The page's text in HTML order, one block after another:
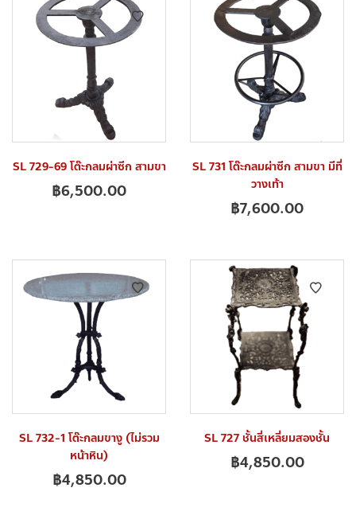
SL 729-69 โต๊ะกลมผ่าซีก สามขา
฿6,500.00
SL 731 โต๊ะกลมผ่าซีก สามขา มีที่
วางเท้า
฿7,600.00
SL 732-1 โต๊ะกลมขางู (ไม่รวม
หน้าหิน)
฿4,850.00
SL 727 ชั้นสี่เหลี่ยมสองชั้น
฿4,850.00